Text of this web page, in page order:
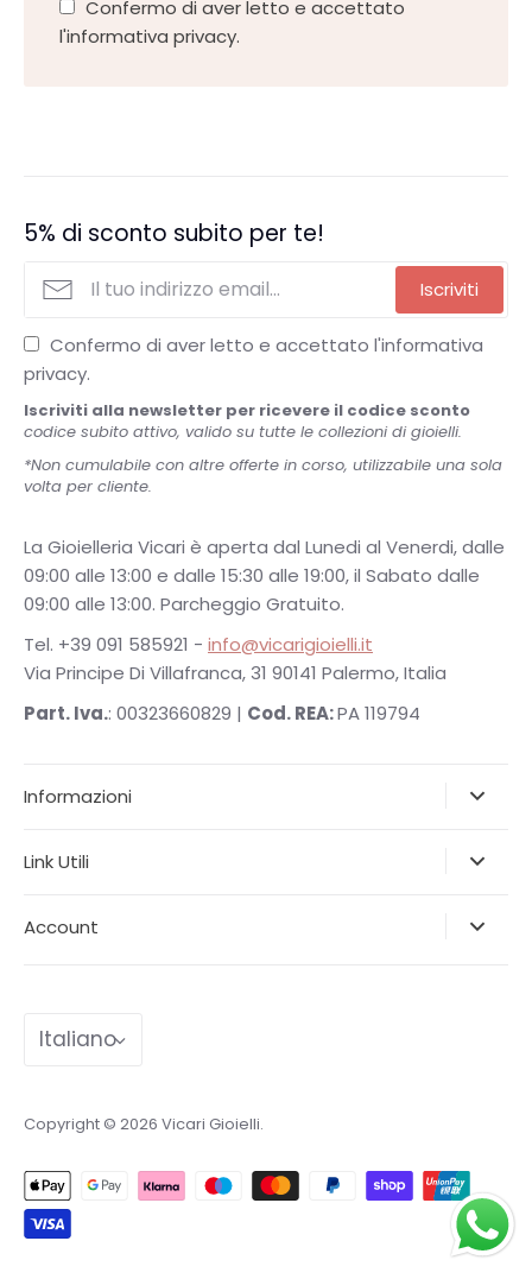
Confermo di aver letto e accettato
l'informativa privacy.
5% di sconto subito per te!
Iscriviti
Confermo di aver letto e accettato l'informativa
privacy.
Iscriviti alla newsletter per ricevere il codice sconto
codice subito attivo, valido su tutte le collezioni di gioielli.
*Non cumulabile con altre offerte in corso, utilizzabile una sola
volta per cliente.
La Gioielleria Vicari è aperta dal Lunedi al Venerdi, dalle
09:00 alle 13:00 e dalle 15:30 alle 19:00, il Sabato dalle
09:00 alle 13:00. Parcheggio Gratuito.
Tel. +39 091 585921 - info@vicarigioielli.it
Via Principe Di Villafranca, 31 90141 Palermo, Italia
Part. Iva.: 00323660829 | Cod. REA:PA 119794
Informazioni
Link Utili
Account
Lingua
Italiano
Copyright © 2026 Vicari Gioielli.